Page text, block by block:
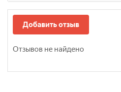
Добавить отзыв
Отзывов не найдено